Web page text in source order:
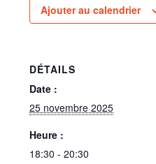
Ajouter au calendrier
DÉTAILS
Date :
25 novembre 2025
Heure :
18:30 - 20:30